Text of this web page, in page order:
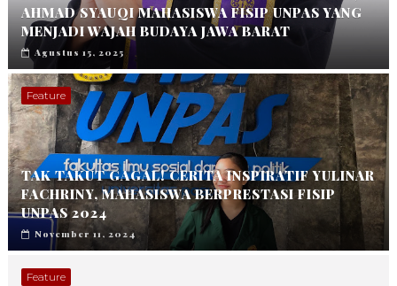
AHMAD SYAUQI MAHASISWA FISIP UNPAS YANG
MENJADI WAJAH BUDAYA JAWA BARAT
Agustus 15, 2025
Feature
TAK TAKUT GAGAL! CERITA INSPIRATIF YULINAR
FACHRINY, MAHASISWA BERPRESTASI FISIP
UNPAS 2024
November 11, 2024
Feature